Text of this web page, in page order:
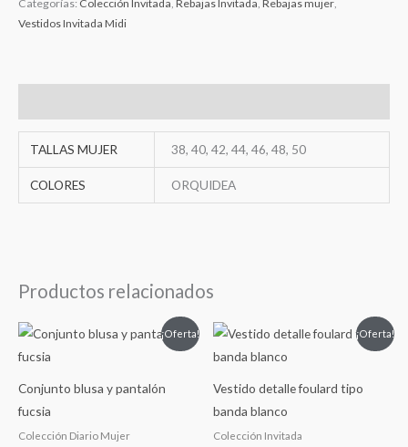
Categorías: Colección Invitada, Rebajas Invitada, Rebajas mujer,
Vestidos Invitada Midi
TALLAS MUJER 38, 40, 42, 44, 46, 48, 50
COLORES ORQUIDEA
Productos relacionados
¡Oferta!
Conjunto blusa y pantalón
fucsia
Colección Diario Mujer
El
precio
59,00€.
El
precio
39,00€.
¡Oferta!
Vestido detalle foulard tipo
banda blanco
Colección Invitada
El
precio
original
139,00€.
precio
89,00€.